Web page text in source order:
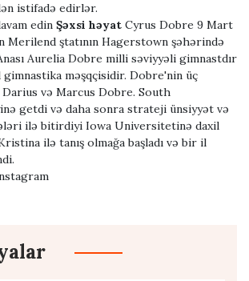
istifadə edirlər.
edin Şəxsi həyat Cyrus Dobre 9 Mart
Merilend ştatının Hagerstown şəhərində
Aurelia Dobre milli səviyyəli gimnastdır
gimnastika məşqçisidir. Dobre'nin üç
Darius və Marcus Dobre. South
getdi və daha sonra strateji ünsiyyət və
ilə bitirdiyi Iowa Universitetinə daxil
ilə tanış olmağa başladı və bir il